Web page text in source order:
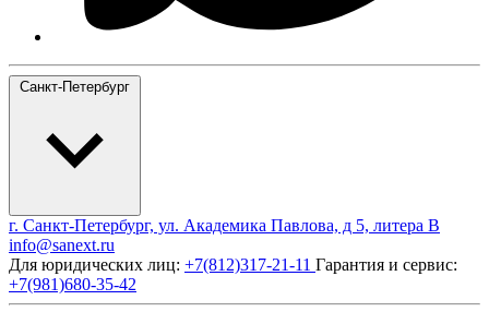
Санкт-Петербург
г. Санкт-Петербург, ул. Академика Павлова, д 5, литера В
info@sanext.ru
Для юридических лиц: +7(812)317-21-11 Гарантия и сервис:
+7(981)680-35-42